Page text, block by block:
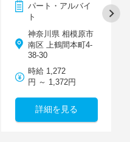
パート・アルバイ
ト
神奈川県 相模原市
南区 上鶴間本町4-
38-30
時給 1,272
円 ～ 1,372円
詳細を見る